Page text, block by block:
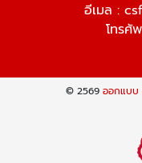
อีเมล :
โทรศั
© 2569 ออกแบบ